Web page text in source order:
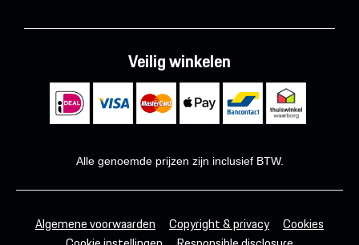
Veilig winkelen
Alle genoemde prijzen zijn inclusief BTW.
Algemene voorwaarden Copyright & privacy
Cookies